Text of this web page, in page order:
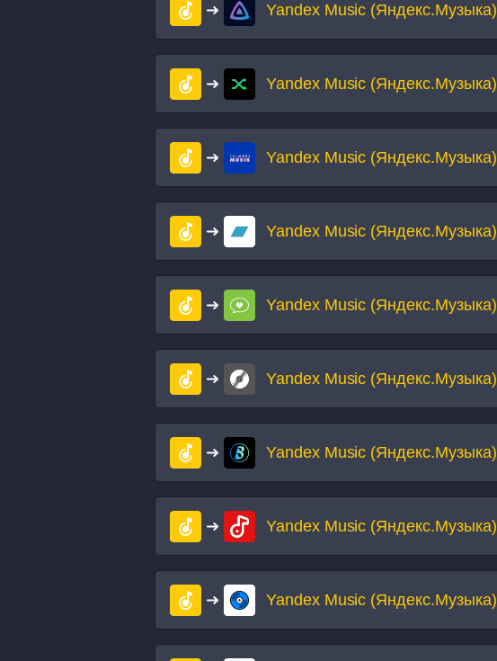
Yandex Music (Яндекс.Музыка)
Yandex Music (Яндекс.Музыка)
Yandex Music (Яндекс.Музыка)
Yandex Music (Яндекс.Музыка)
Yandex Music (Яндекс.Музыка)
Yandex Music (Яндекс.Музыка)
Yandex Music (Яндекс.Музыка)
Yandex Music (Яндекс.Музыка)
Yandex Music (Яндекс.Музыка)